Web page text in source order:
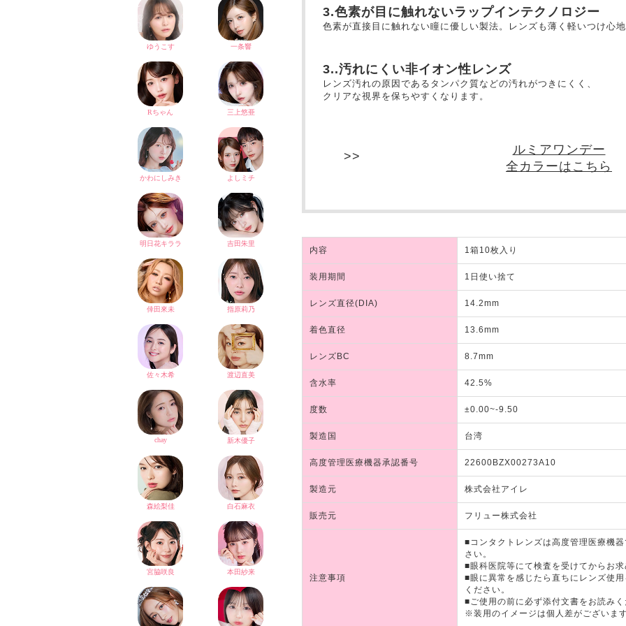
3.色素が目に触れないラップインテクノロジー
色素が直接目に触れない瞳に優しい製法。レンズも薄く軽いつけ心
3..汚れにくい非イオン性レンズ
レンズ汚れの原因であるタンパク質などの汚れがつきにくく、
クリアな視界を保ちやすくなります。
ルミアワンデー
全カラーはこちら
内容 1箱10枚入り
装用期間 1日使い捨て
レンズ直径(DIA) 14.2mm
着色直径 13.6mm
レンズBC 8.7mm
含水率 42.5%
度数 ±0.00~-9.50
製造国 台湾
高度管理医療機器承認番号 22600BZX00273A10
製造元 株式会社アイレ
販売元 フリュー株式会社
注意事項
■コンタクトレンズは高度管理医療機
さい。
■眼科医院等にて検査を受けてからお
■眼に異常を感じたら直ちにレンズ使
ください。
■ご使用の前に必ず添付文書をお読み
※装用のイメージは個人差がございま